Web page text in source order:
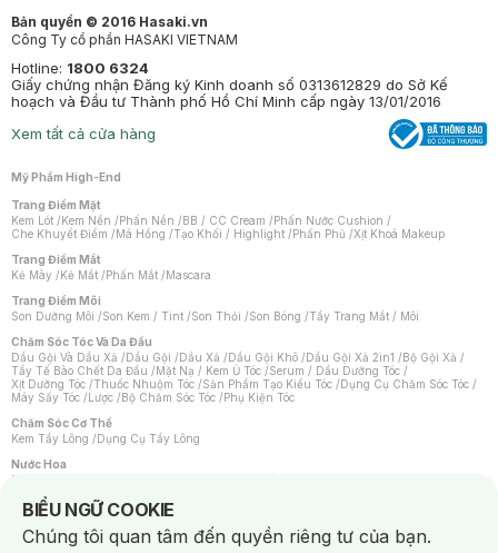
Bản quyền © 2016 Hasaki.vn
Công Ty cổ phần HASAKI VIETNAM
Hotline: 1800 6324
Giấy chứng nhận Đăng ký Kinh doanh số 0313612829 do Sở Kế
hoạch và Đầu tư Thành phố Hồ Chí Minh cấp ngày 13/01/2016
Xem tất cả cửa hàng
Mỹ Phẩm High-End
Trang Điểm Mặt
Kem Lót /Kem Nền /Phấn Nền /BB / CC Cream /Phấn Nước Cushion /
Che Khuyết Điểm /Má Hồng /Tạo Khối / Highlight /Phấn Phủ /Xịt Khoá Makeup
Trang Điểm Mắt
Kẻ Mày /Kẻ Mắt /Phấn Mắt /Mascara
Trang Điểm Môi
Son Dưỡng Môi /Son Kem / Tint /Son Thỏi /Son Bóng /Tẩy Trang Mắt / Môi
Chăm Sóc Tóc Và Da Đầu
Dầu Gội Và Dầu Xả /Dầu Gội /Dầu Xả /Dầu Gội Khô /Dầu Gội Xả 2in1 /Bộ Gội Xả /
Tẩy Tế Bào Chết Da Đầu /Mặt Nạ / Kem Ủ Tóc /Serum / Dầu Dưỡng Tóc /
Xịt Dưỡng Tóc /Thuốc Nhuộm Tóc /Sản Phẩm Tạo Kiểu Tóc /Dụng Cụ Chăm Sóc Tóc /
Máy Sấy Tóc /Lược /Bộ Chăm Sóc Tóc /Phụ Kiện Tóc
Chăm Sóc Cơ Thể
Kem Tẩy Lông /Dụng Cụ Tẩy Lông
Nước Hoa
Nước Hoa Nữ
Chăm Sóc Cá Nhân
Chống Muỗi /Khẩu Trang /Máy Massage/Mặt Nạ Xông Hơi /Nước Rửa Tay/
Sản Phẩm Chăm Sóc Khác /Bàn Chải Đánh Răng /Bàn Chải Điện/
BIỂU NGỮ COOKIE
Notice about cookies usage
Chúng tôi quan tâm đến quyền riêng tư của bạn.